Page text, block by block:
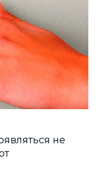
не